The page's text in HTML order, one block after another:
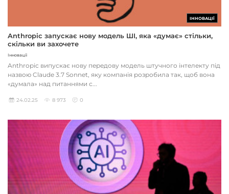
ІННОВАЦІЇ
Anthropic запускає нову модель ШІ, яка «думає» стільки,
скільки ви захочете
Інновації
Anthropic випускає нову передову модель штучного інтелекту під
назвою Claude 3.7 Sonnet, яку компанія розробила так, щоб вона
«думала» над питаннями с...
24.02.25 8 973 0